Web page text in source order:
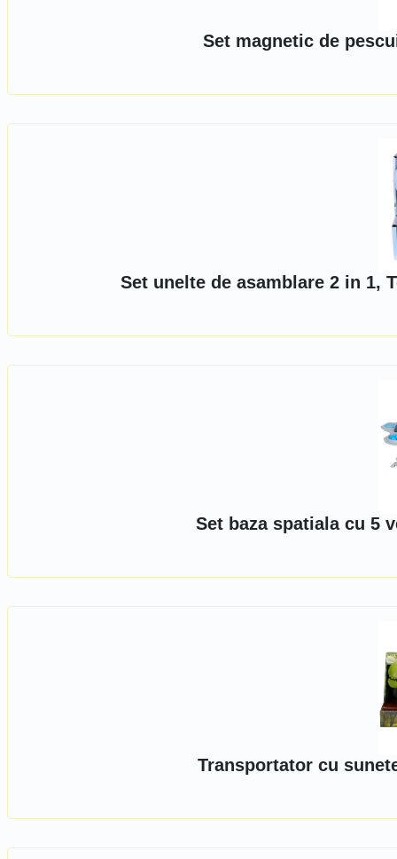
Set magnetic de
Set unelte de asamblare 2 in 1,
Set baza spatiala cu 5
Transportator cu